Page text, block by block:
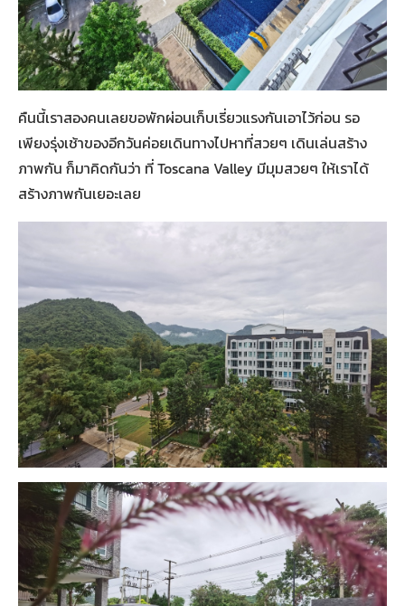
คืนนี้เราสองคนเลยขอพักผ่อนเก็บเรี่ยวแรงกันเอาไว้ก่อน รอ
เพียงรุ่งเช้าของอีกวันค่อยเดินทางไปหาที่สวยๆ เดินเล่นสร้าง
ภาพกัน ก็มาคิดกันว่า ที่ Toscana Valley มีมุมสวยๆ ให้เราได้
สร้างภาพกันเยอะเลย